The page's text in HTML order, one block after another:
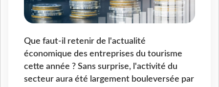
Que faut-il retenir de l'actualité
économique des entreprises du tourisme
cette année ? Sans surprise, l'activité du
secteur aura été largement bouleversée par